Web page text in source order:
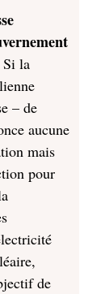
Si la
– de
aucune
mais
pour
de